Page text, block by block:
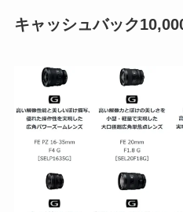
キャッシュバック